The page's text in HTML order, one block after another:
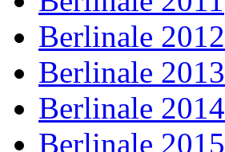
Berlinale 2012
Berlinale 2013
Berlinale 2014
Berlinale 2015